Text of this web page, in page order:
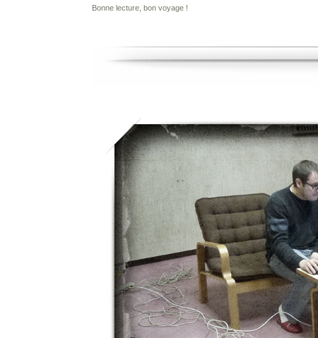
Bonne lecture, bon voyage !